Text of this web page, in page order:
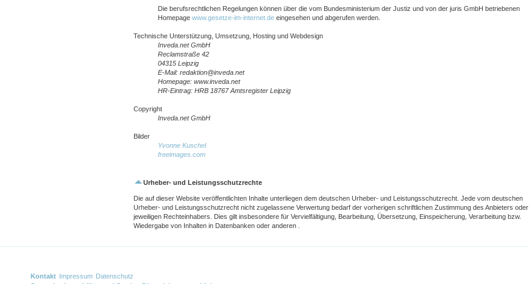
Die berufsrechtlichen Regelungen können über die vom Bundesministerium der Justiz und von der juris GmbH betriebenen
Homepage www.gesetze-im-internet.de eingesehen und abgerufen werden.
Technische Unterstützung, Umsetzung, Hosting und Webdesign
Inveda.net GmbH
Reclamstraße 42
04315 Leipzig
E-Mail: redaktion@inveda.net
Homepage: www.inveda.net
HR-Eintrag: HRB 18767 Amtsregister Leipzig
Copyright
Inveda.net GmbH
Bilder
Yvonne Kuschel
freeimages.com
Urheber- und Leistungsschutzrechte
Die auf dieser Website veröffentlichten Inhalte unterliegen dem deutschen Urheber- und Leistungsschutzrecht. Jede vom deutschen
Urheber- und Leistungsschutzrecht nicht zugelassene Verwertung bedarf der vorherigen schriftlichen Zustimmung des Anbieters oder
jeweiligen Rechteinhabers. Dies gilt insbesondere für Vervielfältigung, Bearbeitung, Übersetzung, Einspeicherung, Verarbeitung bzw.
Wiedergabe von Inhalten in Datenbanken oder anderen .
Kontakt Impressum Datenschutz